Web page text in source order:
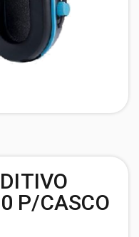
P/CASCO